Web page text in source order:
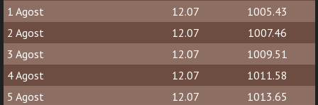
1 Agost
12.07
1005.43
2 Agost
12.07
1007.46
3 Agost
12.07
1009.51
4 Agost
12.07
1011.58
5 Agost
12.07
1013.65